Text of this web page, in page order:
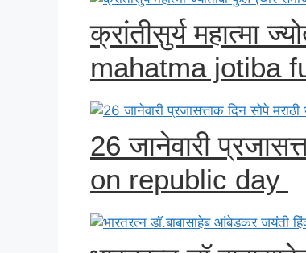
क्रांतीसुर्य महात्मा
mahatma jotiba
26 जानेवारी
on republic day